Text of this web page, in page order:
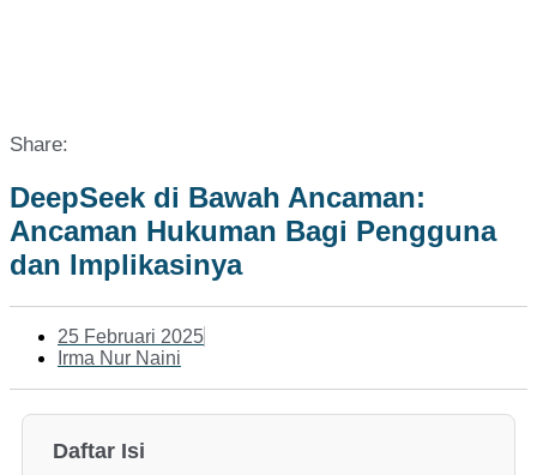
Share:
DeepSeek di Bawah Ancaman:
Ancaman Hukuman Bagi Pengguna
dan Implikasinya
25 Februari 2025
Irma Nur Naini
Daftar Isi